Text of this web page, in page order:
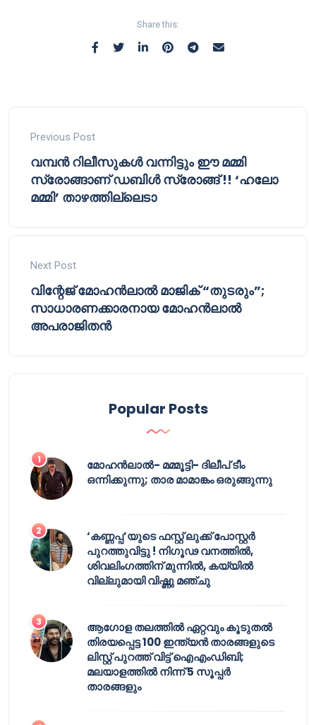
Share this:
Previous Post
വമ്പൻ റിലീസുകൾ വന്നിട്ടും ഈ മമ്മി
സ്രോങ്ങാണ് ഡബിൾ സ്രോങ്ങ് !! ‘ഹലോ
മമ്മി’ താഴത്തില്ലെടാ
Next Post
വിന്റേജ് മോഹൻലാൽ മാജിക് “തുടരും”;
സാധാരണക്കാരനായ മോഹൻലാൽ
അപരാജിതൻ
Popular Posts
മോഹൻലാൽ- മമ്മൂട്ടി- ദിലീപ് ടീം
ഒന്നിക്കുന്നു; താര മാമാങ്കം ഒരുങ്ങുന്നു
‘കണ്ണപ്പ’യുടെ ഫസ്റ്റ് ലുക്ക് പോസ്റ്റർ
പുറത്തുവിട്ടു ! നിഗൂഢ വനത്തിൽ,
ശിവലിംഗത്തിന് മുന്നിൽ, കയ്യിൽ
വില്ലുമായി വിഷ്ണു മഞ്ചു
ആഗോള തലത്തിൽ ഏറ്റവും കൂടുതൽ
തിരയപ്പെട്ട 100 ഇന്ത്യൻ താരങ്ങളുടെ
ലിസ്റ്റ് പുറത്ത് വിട്ട് ഐഎംഡിബി;
മലയാളത്തിൽ നിന്ന് 5 സൂപ്പർ
താരങ്ങളും